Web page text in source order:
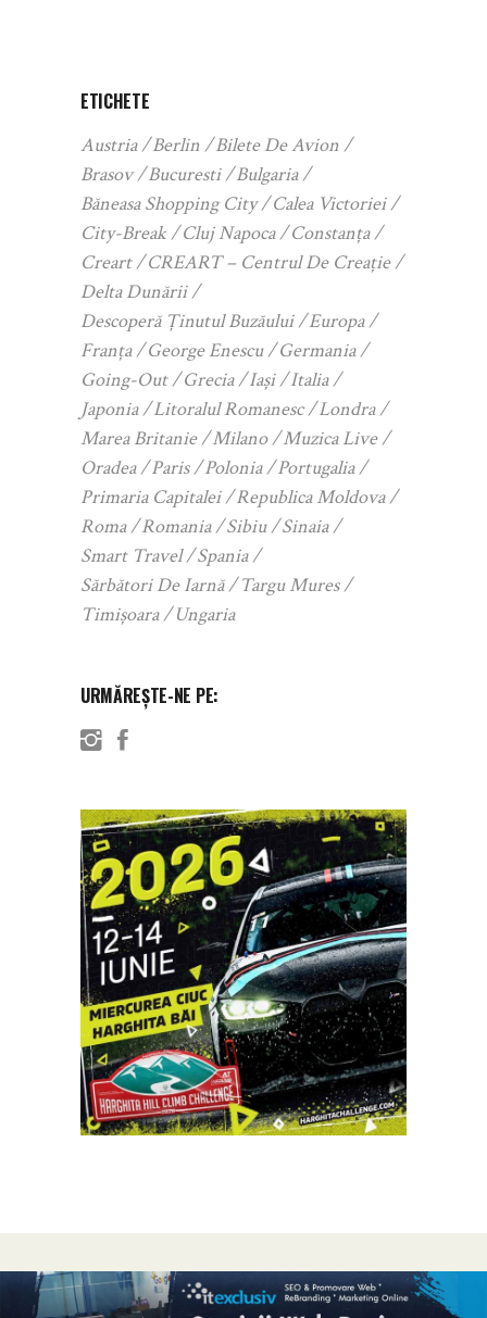
ETICHETE
Austria Berlin
Bilete De Avion
Brasov
Bucuresti
Bulgaria
Băneasa Shopping City
Calea Victoriei
City-Break
Cluj Napoca
Constanța
Creart
CREART – Centrul De Creație
Delta Dunării
Descoperă Ținutul Buzăului
Europa
Franța
George Enescu
Germania
Going-Out
Grecia Iași
Italia
Japonia
Litoralul Romanesc
Londra
Marea Britanie
Milano
Muzica Live
Oradea
Paris Polonia
Portugalia
Primaria Capitalei
Republica Moldova
Roma
Romania Sibiu
Sinaia
Smart Travel
Spania
Sărbători De Iarnă
Targu Mures
Timișoara
Ungaria
URMĂREȘTE-NE PE: